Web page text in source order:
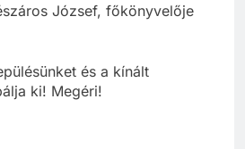
József, főkönyvelője
és a kínált
ki! Megéri!